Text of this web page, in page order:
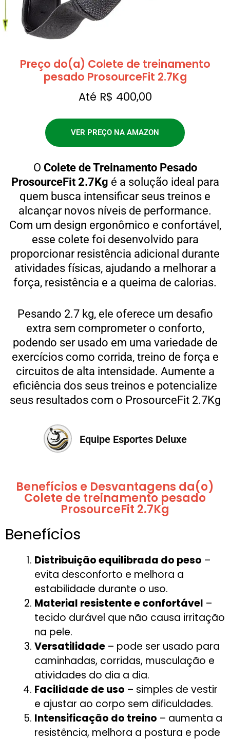
Preço do(a) Colete de treinamento
pesado ProsourceFit 2.7Kg
Até R$ 400,00
VER PREÇO NA AMAZON
O Colete de Treinamento Pesado
ProsourceFit 2.7Kg é a solução ideal para
quem busca intensificar seus treinos e
alcançar novos níveis de performance.
Com um design ergonômico e confortável,
esse colete foi desenvolvido para
proporcionar resistência adicional durante
atividades físicas, ajudando a melhorar a
força, resistência e a queima de calorias.
Pesando 2.7 kg, ele oferece um desafio
extra sem comprometer o conforto,
podendo ser usado em uma variedade de
exercícios como corrida, treino de força e
circuitos de alta intensidade. Aumente a
eficiência dos seus treinos e potencialize
seus resultados com o ProsourceFit 2.7Kg
Equipe Esportes Deluxe
Benefícios e Desvantagens da(o)
Colete de treinamento pesado
ProsourceFit 2.7Kg
Benefícios
Distribuição equilibrada do peso –
evita desconforto e melhora a
estabilidade durante o uso.
Material resistente e confortável –
tecido durável que não causa irritação
na pele.
Versatilidade – pode ser usado para
caminhadas, corridas, musculação e
atividades do dia a dia.
Facilidade de uso – simples de vestir
e ajustar ao corpo sem dificuldades.
Intensificação do treino – aumenta a
resistência, melhora a postura e pode